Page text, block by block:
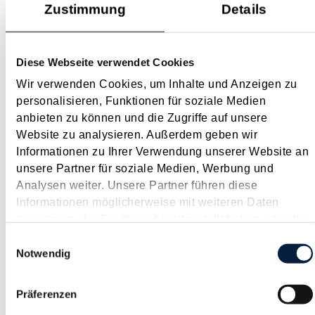
Zustimmung Details
Diese Webseite verwendet Cookies
Wir verwenden Cookies, um Inhalte und Anzeigen zu
personalisieren, Funktionen für soziale Medien
anbieten zu können und die Zugriffe auf unsere
Website zu analysieren. Außerdem geben wir
Informationen zu Ihrer Verwendung unserer Website an
unsere Partner für soziale Medien, Werbung und
Analysen weiter. Unsere Partner führen diese
Informationen möglicherweise mit weiteren Daten
haben.
Notwendig
Präferenzen
Oktober 2022
Die steuerliche Geltendmachung von Ausgaben als
außergewöhnliche Belastung setzt voraus, dass die
Belastung außergewöhnlich ist, zwangsläufig erwächst und
die wirtschaftliche Leistungsfähigkeit wesentlich beeinträchtigt.
Überdies darf die Belastung...
Langtext
empfehlen drucken
Zahlungen in den Reparaturfonds bei Vermietung nicht
Oktober 2022
Fragen der Abzugsfähigkeit von Kosten im Zusammenhang
mit Erhaltungs- oder Herstellungsaufwand sind regelmäßig